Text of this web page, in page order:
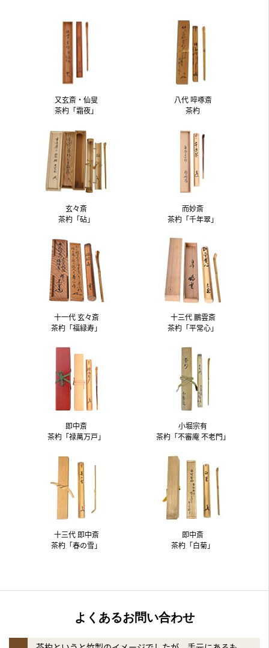
又玄斎・仙叟
茶杓「霜夜」
八代 啐啄斎
茶杓
玄々斎
茶杓「砧」
而妙斎
茶杓「千年翠」
十一代 玄々斎
茶杓「福緑寿」
十三代 鵬雲斎
茶杓「平常心」
即中斎
茶杓「禄萬万戸」
小堀宗有
茶杓「不審庵 不老門」
十三代 即中斎
茶杓「春の雪」
即中斎
茶杓「白菊」
よくあるお問い合わせ